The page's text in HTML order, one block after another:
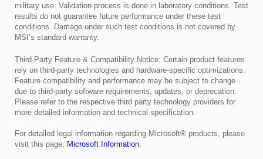
military use. Validation process is done in laboratory conditions. Test
results do not guarantee future performance under these test
conditions. Damage under such test conditions is not covered by
MSI’s standard warranty.
Third-Party Feature & Compatibility Notice: Certain product features
rely on third-party technologies and hardware-specific optimizations.
Feature compatibility and performance may be subject to change
due to third-party software requirements, updates, or deprecation.
Please refer to the respective third party technology providers for
more detailed information and technical specification.
For detailed legal information regarding Microsoft® products, please
visit this page: Microsoft Information